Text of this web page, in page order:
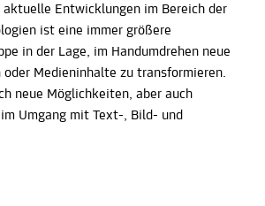
aktuelle Entwicklungen im Bereich der
ist eine immer größere
in der Lage, im Handumdrehen neue
oder Medieninhalte zu transformieren.
neue Möglichkeiten, aber auch
Umgang mit Text-, Bild- und